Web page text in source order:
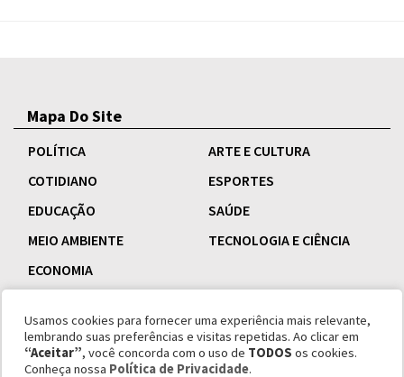
Mapa Do Site
POLÍTICA
ARTE E CULTURA
COTIDIANO
ESPORTES
EDUCAÇÃO
SAÚDE
MEIO AMBIENTE
TECNOLOGIA E CIÊNCIA
ECONOMIA
Usamos cookies para fornecer uma experiência mais relevante,
lembrando suas preferências e visitas repetidas. Ao clicar em
“Aceitar”, você concorda com o uso de TODOS os cookies.
Conheça nossa Política de Privacidade.